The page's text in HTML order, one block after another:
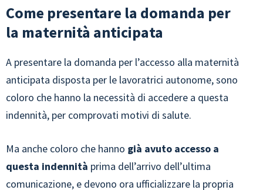
Come presentare la domanda per
la maternità anticipata
A presentare la domanda per l’accesso alla maternità
anticipata disposta per le lavoratrici autonome, sono
coloro che hanno la necessità di accedere a questa
indennità, per comprovati motivi di salute.
Ma anche coloro che hanno già avuto accesso a
questa indennità prima dell’arrivo dell’ultima
comunicazione, e devono ora ufficializzare la propria